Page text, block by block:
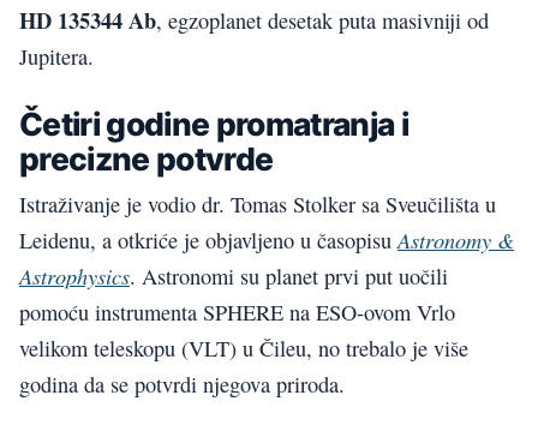
HD 135344 Ab, egzoplanet desetak puta masivniji od
Jupitera.
Četiri godine promatranja i
precizne potvrde
Istraživanje je vodio dr. Tomas Stolker sa Sveučilišta u
Leidenu, a otkriće je objavljeno u časopisuAstronomy &
Astrophysics. Astronomi su planet prvi put uočili
pomoću instrumenta SPHERE na ESO-ovom Vrlo
velikom teleskopu (VLT) u Čileu, no trebalo je više
godina da se potvrdi njegova priroda.